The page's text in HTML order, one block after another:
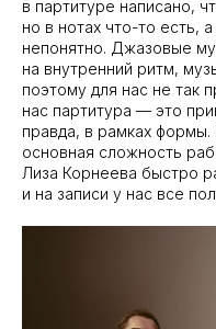
в партитуре написано,
но в нотах что-то есть,
непонятно. Джазовые
на внутренний ритм,
поэтому для нас не так
нас партитура — это
правда, в рамках
основная сложность
Лиза Корнеева быстро
и на записи у нас все